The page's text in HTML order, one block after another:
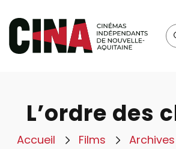
L’ordre des
Accueil Films Archives